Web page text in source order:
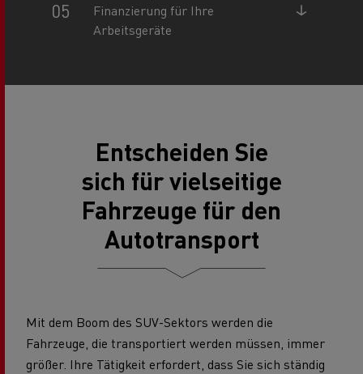
Finanzierung für Ihre
Arbeitsgeräte
Entscheiden Sie
sich für vielseitige
Fahrzeuge für den
Autotransport
Mit dem Boom des SUV-Sektors werden die
Fahrzeuge, die transportiert werden müssen, immer
größer. Ihre Tätigkeit erfordert, dass Sie sich ständig